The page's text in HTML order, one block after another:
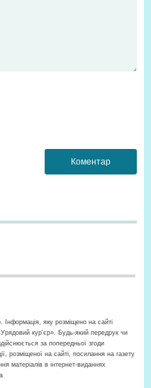
яку розміщено на сайті
кур'єр». Будь-який передрук чи
за попередньої згоди
розміщеної на сайті, посилання на газету
матеріалів в інтернет-виданнях